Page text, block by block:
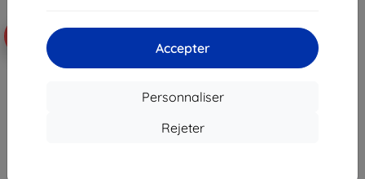
Accepter
Personnaliser
Rejeter